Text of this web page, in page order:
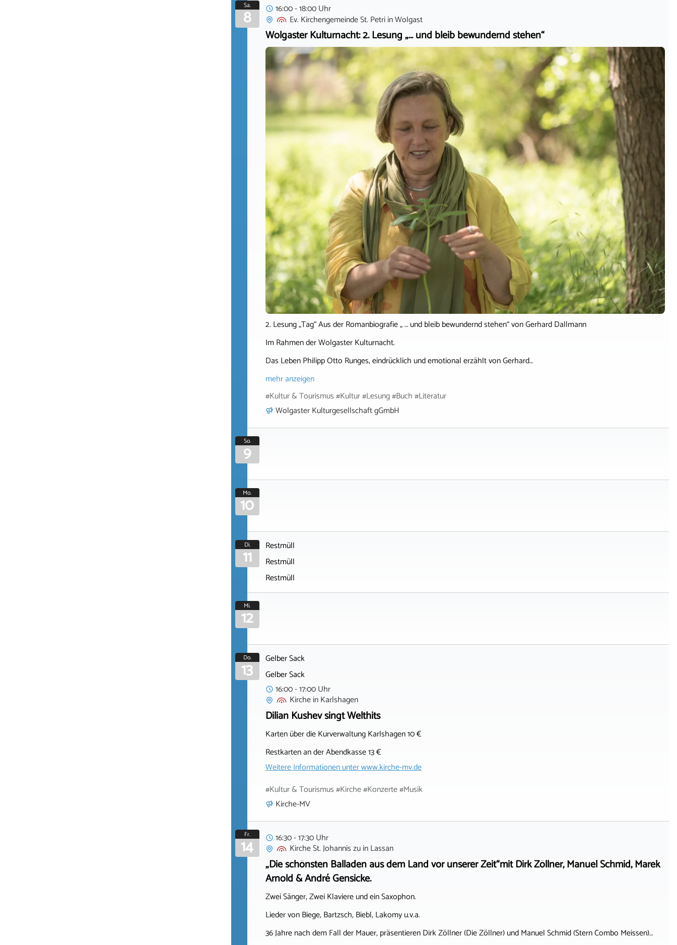
Sa.
8
16:00 - 18:00 Uhr
Ev. Kirchengemeinde St. PetriinWolgast
Wolgaster Kulturnacht: 2. Lesung „… und bleib bewundernd stehen“
2. Lesung „Tag“ Aus der Romanbiografie „ … und bleib bewundernd stehen“ von Gerhard Dallmann
Im Rahmen der Wolgaster Kulturnacht.
Das Leben Philipp Otto Runges, eindrücklich und emotional erzählt von Gerhard…
mehr anzeigen
#Kultur & Tourismus #Kultur #Lesung #Buch #Literatur
Wolgaster Kulturgesellschaft gGmbH
So.
9
Mo.
10
Di.
11
Restmüll
Restmüll
Restmüll
Mi.
12
Do.
13
Gelber Sack
Gelber Sack
16:00 - 17:00 Uhr
KircheinKarlshagen
Dilian Kushev singt Welthits
Karten über die Kurverwaltung Karlshagen 10 €
Restkarten an der Abendkasse 13 €
Weitere Informationen unterwww.kirche-mv.de
#Kultur & Tourismus #Kirche #Konzerte #Musik
Kirche-MV
Fr.
14
16:30 - 17:30 Uhr
Kirche St. Johannis zuinLassan
„Die schönsten Balladen aus dem Land vor unserer Zeit“mit Dirk Zöllner, Manuel Schmid, Marek
Arnold & André Gensicke.
Zwei Sänger, Zwei Klaviere und ein Saxophon.
Lieder von Biege, Bartzsch, Biebl, Lakomy u.v.a.
36 Jahre nach dem Fall der Mauer, präsentieren Dirk Zöllner (Die Zöllner) und Manuel Schmid (Stern Combo Meissen)…